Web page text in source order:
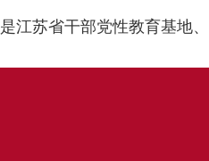
是江苏省干部党性教育基地